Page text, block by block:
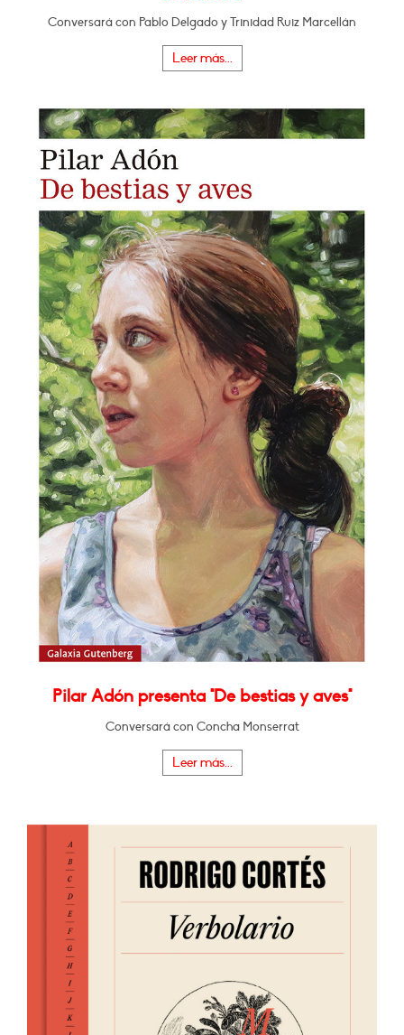
Conversará con Pablo Delgado y Trinidad Ruiz Marcellán
Leer más...
Pilar Adón presenta "De bestias y aves"
Conversará con Concha Monserrat
Leer más...